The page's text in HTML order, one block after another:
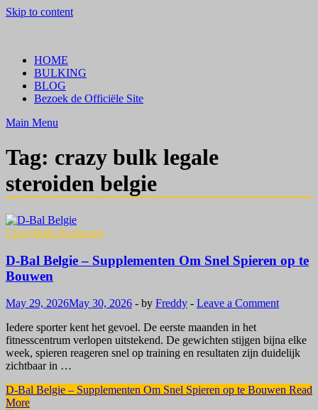
Skip to content
HOME
BULKING
BLOG
Bezoek de Officiële Site
Main Menu
Tag: crazy bulk legale
steroiden belgie
CrazyBulk-Producten
D-Bal Belgie – Supplementen Om Snel Spieren op te
Bouwen
May 29, 2026May 30, 2026 - by Freddy - Leave a Comment
Iedere sporter kent het gevoel. De eerste maanden in het
fitnesscentrum verlopen uitstekend. De gewichten stijgen bijna elke
week, spieren reageren snel op training en resultaten zijn duidelijk
zichtbaar in …
D-Bal Belgie – Supplementen Om Snel Spieren op te Bouwen Read
More